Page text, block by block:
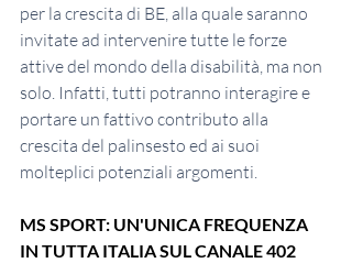
per la crescita di BE, alla quale saranno
invitate ad intervenire tutte le forze
attive del mondo della disabilità, ma non
solo. Infatti, tutti potranno interagire e
portare un fattivo contributo alla
crescita del palinsesto ed ai suoi
molteplici potenziali argomenti.
MS SPORT: UN'UNICA FREQUENZA
IN TUTTA ITALIA SUL CANALE 402